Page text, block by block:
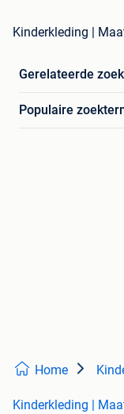
Kinderkleding |
Gerelateerde
Populaire
Home
Kinderkleding |